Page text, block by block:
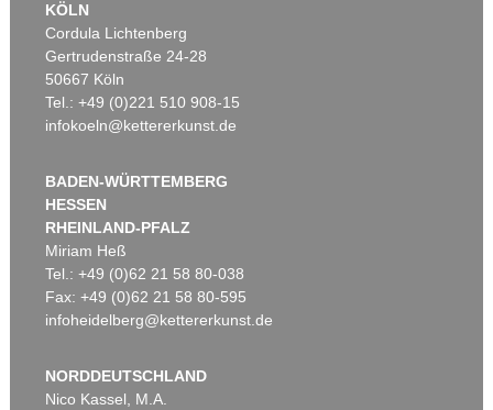
KÖLN
Cordula Lichtenberg
Gertrudenstraße 24-28
50667 Köln
Tel.: +49 (0)221 510 908-15
infokoeln@kettererkunst.de
BADEN-WÜRTTEMBERG
HESSEN
RHEINLAND-PFALZ
Miriam Heß
Tel.: +49 (0)62 21 58 80-038
Fax: +49 (0)62 21 58 80-595
infoheidelberg@kettererkunst.de
NORDDEUTSCHLAND
Nico Kassel, M.A.